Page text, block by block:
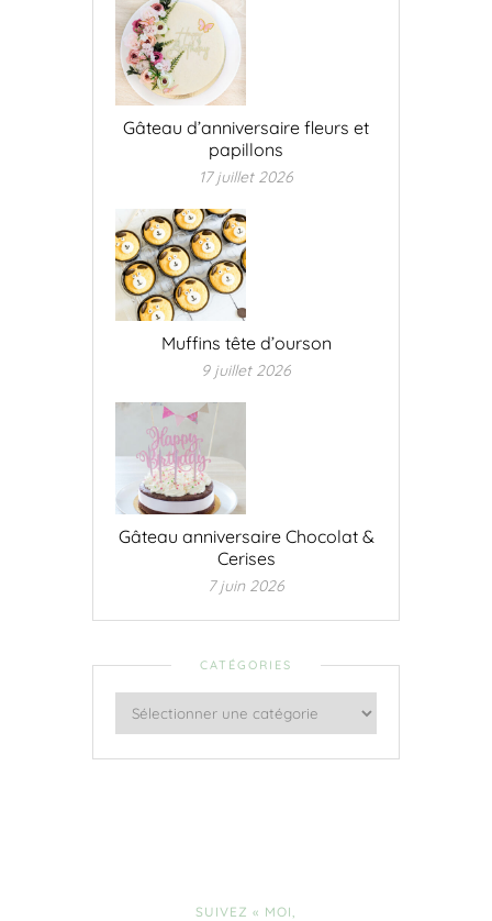
Gâteau d’anniversaire fleurs et
papillons
17 juillet 2026
Muffins tête d’ourson
9 juillet 2026
Gâteau anniversaire Chocolat &
Cerises
7 juin 2026
CATÉGORIES
SUIVEZ « MOI,